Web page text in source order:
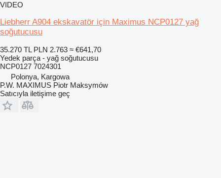
VIDEO
Liebherr A904 ekskavatör için Maximus NCP0127 yağ
soğutucusu
35.270 TL PLN 2.763 ≈ €641,70
Yedek parça - yağ soğutucusu
NCP0127 7024301
Polonya, Kargowa
P.W. MAXIMUS Piotr Maksymów
Satıcıyla iletişime geç